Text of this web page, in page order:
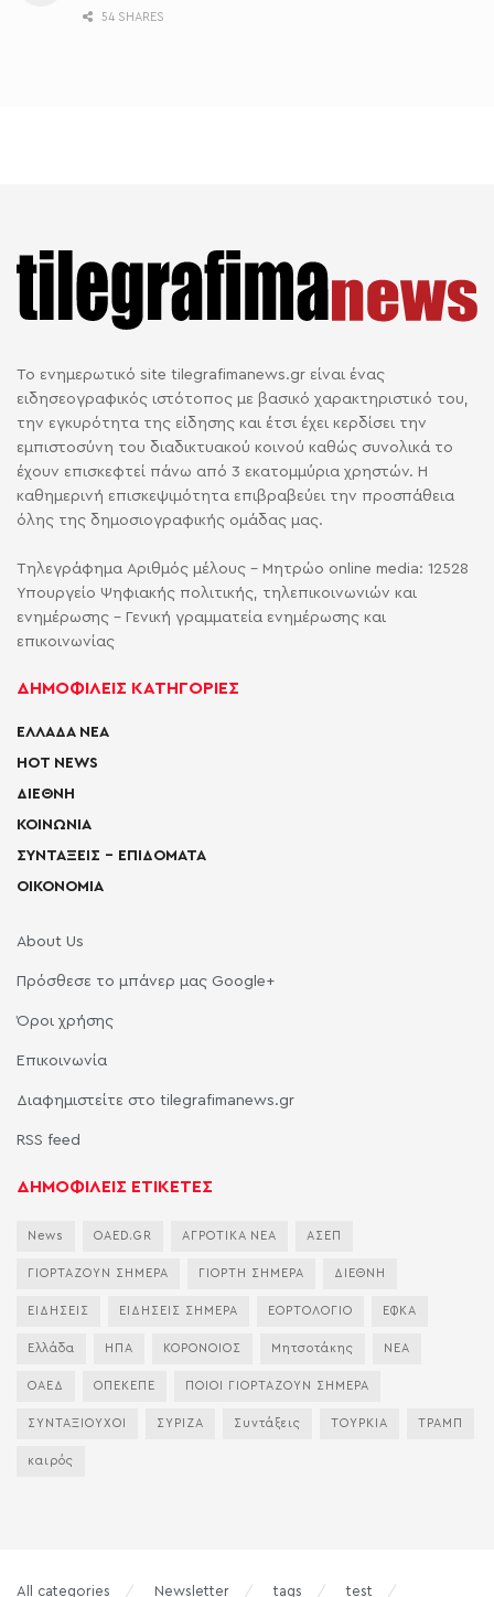
54 SHARES
Το ενημερωτικό site tilegrafimanews.gr είναι ένας
ειδησεογραφικός ιστότοπος με βασικό χαρακτηριστικό του,
την εγκυρότητα της είδησης και έτσι έχει κερδίσει την
εμπιστοσύνη του διαδικτυακού κοινού καθώς συνολικά το
έχουν επισκεφτεί πάνω από 3 εκατομμύρια χρηστών. Η
καθημερινή επισκεψιμότητα επιβραβεύει την προσπάθεια
όλης της δημοσιογραφικής ομάδας μας.
Τηλεγράφημα Αριθμός μέλους - Μητρώο online media: 12528
Υπουργείο Ψηφιακής πολιτικής, τηλεπικοινωνιών και
ενημέρωσης - Γενική γραμματεία ενημέρωσης και
επικοινωνίας
ΔΗΜΟΦΙΛΕΙΣ ΚΑΤΗΓΟΡΙΕΣ
ΕΛΛΑΔΑ ΝΕΑ
HOT NEWS
ΔΙΕΘΝΗ
ΚΟΙΝΩΝΙΑ
ΣΥΝΤΑΞΕΙΣ – ΕΠΙΔΟΜΑΤΑ
ΟΙΚΟΝΟΜΙΑ
About Us
Πρόσθεσε το μπάνερ μας Google+
Όροι χρήσης
Επικοινωνία
Διαφημιστείτε στο tilegrafimanews.gr
RSS feed
ΔΗΜΟΦΙΛΕΙΣ ΕΤΙΚΕΤΕΣ
News OAED.GR ΑΓΡΟΤΙΚΑ ΝΕΑ ΑΣΕΠ
ΓΙΟΡΤΑΖΟΥΝ ΣΗΜΕΡΑ ΓΙΟΡΤΗ ΣΗΜΕΡΑ ΔΙΕΘΝΗ
ΕΙΔΗΣΕΙΣ ΕΙΔΗΣΕΙΣ ΣΗΜΕΡΑ ΕΟΡΤΟΛΟΓΙΟ ΕΦΚΑ
Ελλάδα ΗΠΑ ΚΟΡΟΝΟΙΟΣ Μητσοτάκης ΝΕΑ
ΟΑΕΔ ΟΠΕΚΕΠΕ ΠΟΙΟΙ ΓΙΟΡΤΑΖΟΥΝ ΣΗΜΕΡΑ
ΣΥΝΤΑΞΙΟΥΧΟΙ ΣΥΡΙΖΑ Συντάξεις ΤΟΥΡΚΙΑ ΤΡΑΜΠ
καιρός
All categories Newsletter tags test